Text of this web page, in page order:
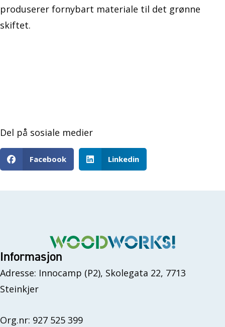
produserer fornybart materiale til det grønne
skiftet.
Del på sosiale medier
Facebook Linkedin
Informasjon
Adresse: Innocamp (P2), Skolegata 22, 7713
Steinkjer
Org.nr: 927 525 399